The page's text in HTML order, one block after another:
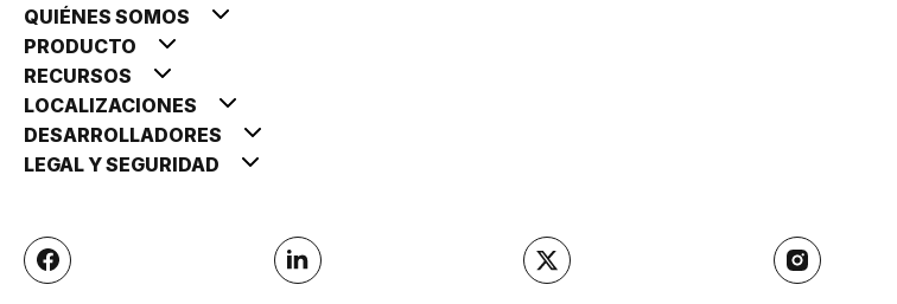
QUIÉNES SOMOS
PRODUCTO
RECURSOS
LOCALIZACIONES
DESARROLLADORES
LEGAL Y SEGURIDAD